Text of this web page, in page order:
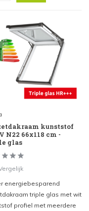
kunststof
N22 66x118 cm -
glas
energiebesparend
triple glas met wit
profiel met meerdere